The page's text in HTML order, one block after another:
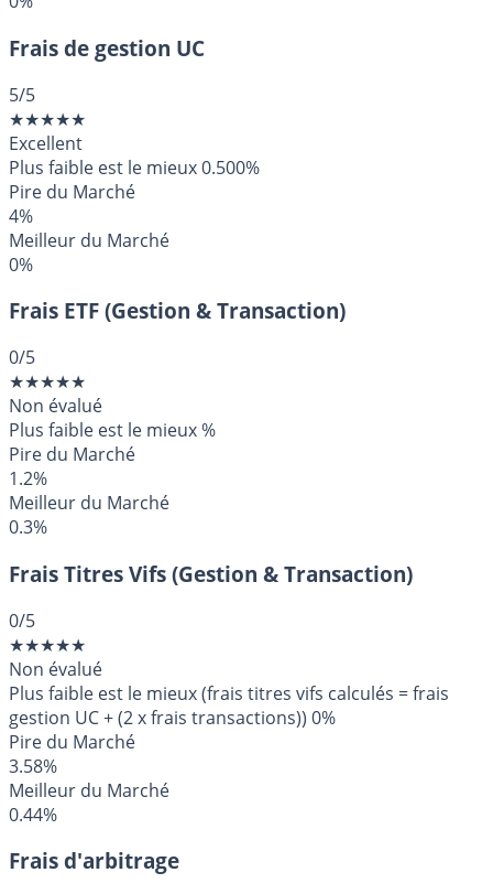
Frais de gestion UC
5/5
★★★★★
Excellent
Plus faible est le mieux0.500%
Pire du Marché
4%
Meilleur du Marché
0%
Frais ETF (Gestion & Transaction)
0/5
★★★★★
Non évalué
Plus faible est le mieux%
Pire du Marché
1.2%
Meilleur du Marché
0.3%
Frais Titres Vifs (Gestion & Transaction)
0/5
★★★★★
Non évalué
Plus faible est le mieux (frais titres vifs calculés = frais
gestion UC + (2 x frais transactions)) 0%
Pire du Marché
3.58%
Meilleur du Marché
0.44%
Frais d'arbitrage